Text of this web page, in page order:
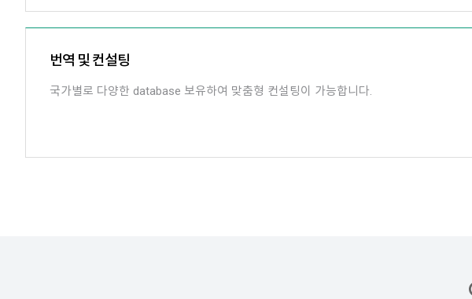
번역 및 컨설팅
국가별로 다양한 database 보유하여 맞춤형 컨설팅이 가능합니다.